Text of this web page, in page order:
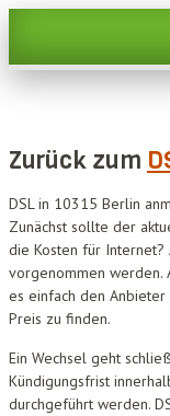
Zurück zum
DSL in 10315 Berlin
Zunächst sollte der
die Kosten für Internet?
vorgenommen werden.
es einfach den
Preis zu finden.
Ein Wechsel geht
Kündigungsfrist
durchgeführt werden.